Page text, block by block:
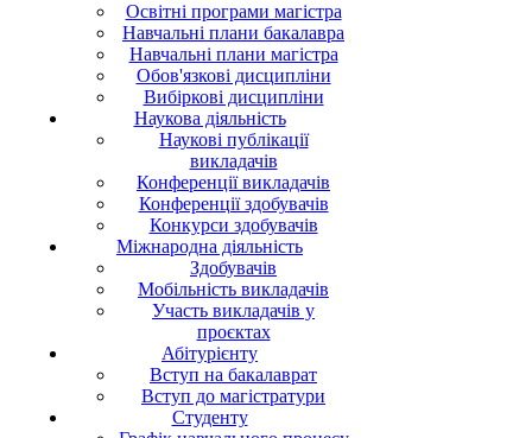
Освітні програми магістра
Навчальні плани бакалавра
Навчальні плани магістра
Обов'язкові дисципліни
Вибіркові дисципліни
Наукова діяльність
Наукові публікації
викладачів
Конференції викладачів
Конференції здобувачів
Конкурси здобувачів
Міжнародна діяльність
Здобувачів
Мобільність викладачів
Участь викладачів у
проєктах
Абітурієнту
Вступ на бакалаврат
Вступ до магістратури
Студенту